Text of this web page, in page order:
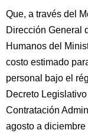
Que, a través del
Dirección General
Humanos del
costo estimado
personal bajo el
Decreto
Contratación
agosto a